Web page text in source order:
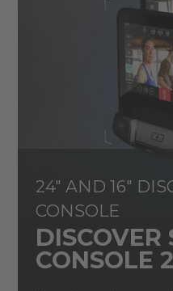
24" AND 16"
CONSOLE
DISCOVER
CONSOLE